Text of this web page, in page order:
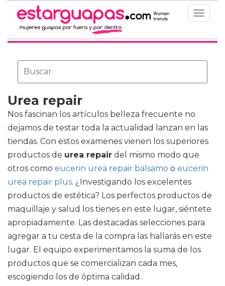
Toggle
Urea repair
Nos fascinan los artículos belleza frecuente no
dejamos de testar toda la actualidad lanzan en las
tiendas. Con estos examenes vienen los superiores
productos de urea repair del mismo modo que
otros como eucerin urea repair balsamo o eucerin
urea repair plus. ¿Investigando los excelentes
productos de estética? Los perfectos productos de
maquillaje y salud los tienes en este lugar, siéntete
apropiadamente. Las destacadas selecciones para
agregar a tu cesta de la compra las hallarás en este
lugar. El equipo experimentamos la suma de los
productos que se comercializan cada mes,
escogiendo los de óptima calidad.